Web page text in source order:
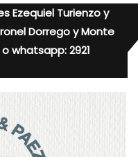
Ezequiel Turienzo y
Dorrego y Monte
whatsapp: 2921